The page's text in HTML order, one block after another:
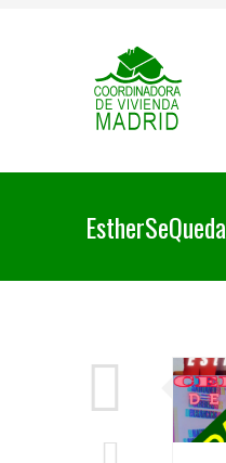
EstherSeQueda